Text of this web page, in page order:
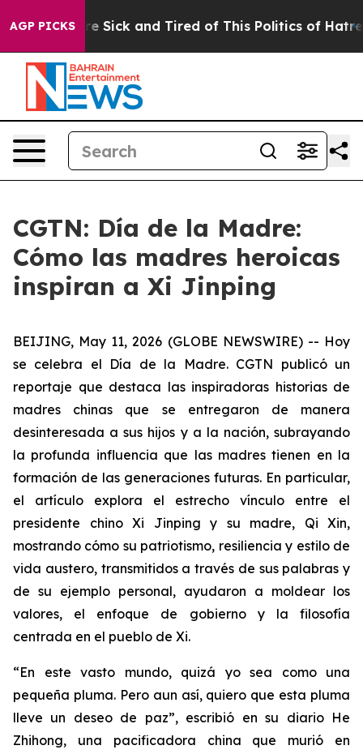
AGP PICKSAre Sick and Tired of This Politics of Hatred”
CGTN: Día de la Madre:
Cómo las madres heroicas
inspiran a Xi Jinping
BEIJING, May 11, 2026 (GLOBE NEWSWIRE) -- Hoy
se celebra el Día de la Madre. CGTN publicó un
reportaje que destaca las inspiradoras historias de
madres chinas que se entregaron de manera
desinteresada a sus hijos y a la nación, subrayando
la profunda influencia que las madres tienen en la
formación de las generaciones futuras. En particular,
el artículo explora el estrecho vínculo entre el
presidente chino Xi Jinping y su madre, Qi Xin,
mostrando cómo su patriotismo, resiliencia y estilo de
vida austero, transmitidos a través de sus palabras y
de su ejemplo personal, ayudaron a moldear los
valores, el enfoque de gobierno y la filosofía
centrada en el pueblo de Xi.
“En este vasto mundo, quizá yo sea como una
pequeña pluma. Pero aun así, quiero que esta pluma
lleve un deseo de paz”, escribió en su diario He
Zhihong, una pacificadora china que murió en